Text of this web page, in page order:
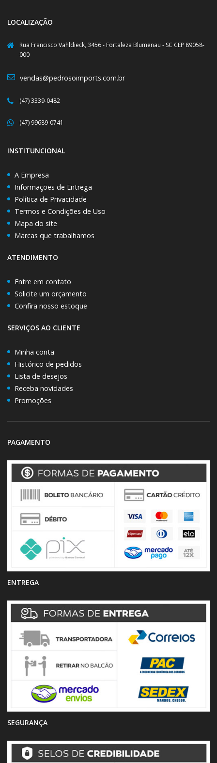
LOCALIZAÇÃO
Rua Francisco Vahldieck, 3456 - Fortaleza Blumenau - SC CEP 89058-
000
vendas@pedrosoimports.com.br
(47) 3339-0482
(47) 99689-0741
INSTITUNCIONAL
A Empresa
Informações de Entrega
Política de Privacidade
Termos e Condições de Uso
Mapa do site
Marcas que trabalhamos
ATENDIMENTO
Entre em contato
Solicite um orçamento
Confira nosso estoque
SERVIÇOS AO CLIENTE
Minha conta
Histórico de pedidos
Lista de desejos
Receba novidades
Promoções
PAGAMENTO
ENTREGA
SEGURANÇA